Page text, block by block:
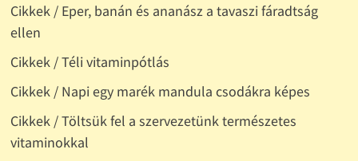
Cikkek / Eper, banán és ananász a tavaszi fáradtság
ellen
Cikkek / Téli vitaminpótlás
Cikkek / Napi egy marék mandula csodákra képes
Cikkek / Töltsük fel a szervezetünk természetes
vitaminokkal